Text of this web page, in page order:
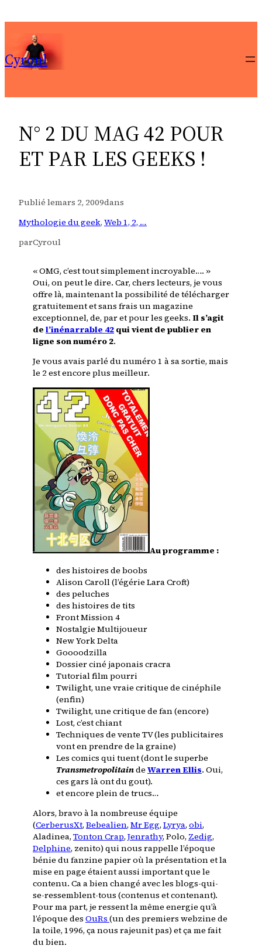
au
contenu
Cyroul
N° 2 DU MAG 42 POUR
ET PAR LES GEEKS !
Publié lemars 2, 2009dans
Mythologie du geek, Web 1, 2, …
parCyroul
« OMG, c’est tout simplement incroyable…. »
Oui, on peut le dire. Car, chers lecteurs, je vous
offre là, maintenant la possibilité de télécharger
gratuitement et sans frais un magazine
exceptionnel, de, par et pour les geeks. Il s’agit
de l’inénarrable 42 qui vient de publier en
ligne son numéro 2.
Je vous avais parlé du numéro 1 à sa sortie, mais
le 2 est encore plus meilleur.
Au programme :
des histoires de boobs
Alison Caroll (l’égérie Lara Croft)
des peluches
des histoires de tits
Front Mission 4
Nostalgie Multijoueur
New York Delta
Goooodzilla
Dossier ciné japonais cracra
Tutorial film pourri
Twilight, une vraie critique de cinéphile
(enfin)
Twilight, une critique de fan (encore)
Lost, c’est chiant
Techniques de vente TV (les publicitaires
vont en prendre de la graine)
Les comics qui tuent (dont le superbe
Transmetropolitainde Warren Ellis. Oui,
ces gars là ont du gout).
et encore plein de trucs…
Alors, bravo à la nombreuse équipe
(CerberusXt, Bebealien, Mr Egg, Lyrya, obi,
Aladinea, Tonton Crap, Jenrathy, Polo, Zedig,
Delphine, zenito) qui nous rappelle l’époque
bénie du fanzine papier où la présentation et la
mise en page étaient aussi important que le
contenu. Ca a bien changé avec les blogs-qui-
se-ressemblent-tous (contenus et contenant).
Pour ma part, je ressent la même energie qu’à
l’époque des OuRs (un des premiers webzine de
la toile, 1996, ça nous rajeunit pas) et ça me fait
du bien.